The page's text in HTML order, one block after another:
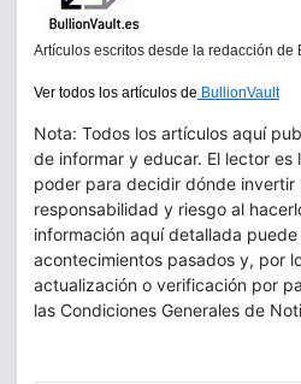
Artículos escritos desde la redacción de
Ver todos los artículos de BullionVault
Nota: Todos los artículos aquí
de informar y educar. El lector es
poder para decidir dónde invertir
responsabilidad y riesgo al
información aquí detallada
acontecimientos pasados y, por
actualización o verificación por
las Condiciones Generales de